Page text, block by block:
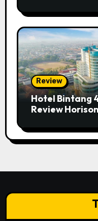
Review
Hotel Bintang
Review